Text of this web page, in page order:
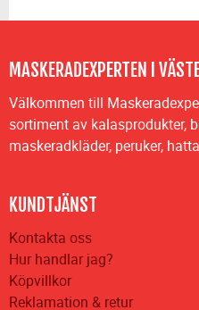
MASKERADEXPERTEN I
Välkommen till
sortiment av kalasprodukter,
maskeradkläder, peruker,
KUNDTJÄNST
Kontakta oss
Hur handlar jag?
Köpvillkor
Reklamation & retur